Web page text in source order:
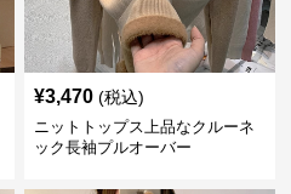
¥3,470 (税込)
ニットトップス上品なクルーネ
ック長袖プルオーバー